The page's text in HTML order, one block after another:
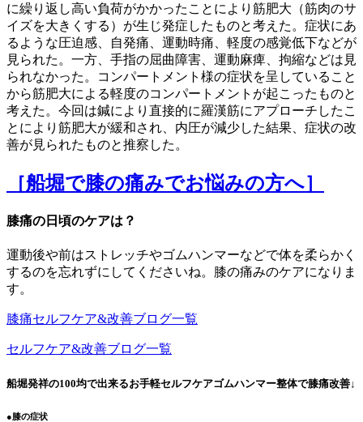
に繰り返し高い負荷がかかったことにより筋肥大（筋肉のサ
イズを大きくする）が生じ発症したものと考えた。症状にあ
るような圧迫感、自発痛、運動時痛、軽度の感覚低下などが
見られた。一方、手指の屈曲障害、運動麻痺、拘縮などは見
られなかった。コンパートメント様の症状を呈していること
から筋肥大による軽度のコンパートメントが起こったものと
考えた。今回は鍼により直接的に羅漢筋にアプローチしたこ
とにより筋肥大が緩和され、内圧が減少した結果、症状の改
善が見られたものと推察した。
［船堀で膝の痛みでお悩みの方へ］
膝痛の日頃のケアは？
運動後や前はストレッチやゴムハンマーなどで体を柔らかく
するのを忘れずにしてくださいね。膝の痛みのケアになりま
す。
膝痛セルフケア&改善ブログ一覧
セルフケア&改善ブログ一覧
船堀発祥の100均で出来るお手軽セルフケアゴムハンマー整体で膝痛改善↓
●膝の症状